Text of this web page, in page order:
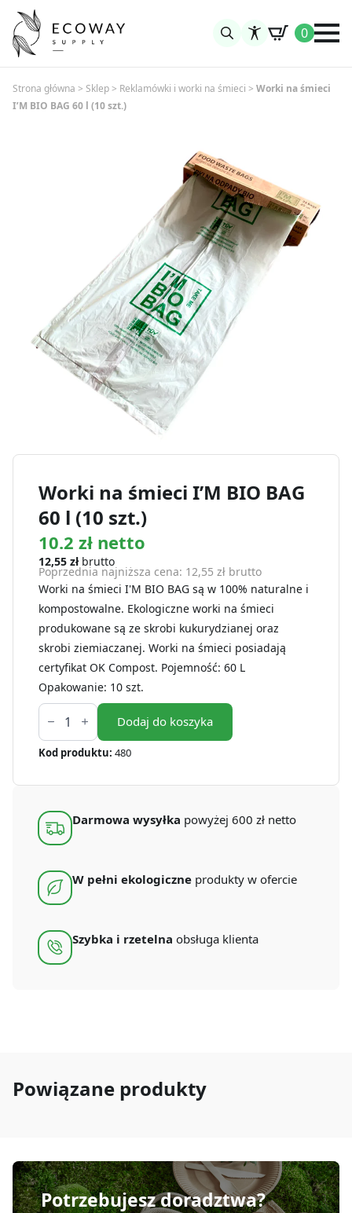
0
Strona główna > Sklep> Reklamówki i worki na śmieci > Worki na śmieci
I’M BIO BAG 60 l (10 szt.)
Worki na śmieci I’M BIO BAG
60 l (10 szt.)
10.2 zł netto
12,55 złbrutto
Poprzednia najniższa cena: 12,55 zł brutto
Worki na śmieci I'M BIO BAG są w 100% naturalne i
kompostowalne. Ekologiczne worki na śmieci
produkowane są ze skrobi kukurydzianej oraz
skrobi ziemiaczanej. Worki na śmieci posiadają
certyfikat OK Compost. Pojemność: 60 L
Opakowanie: 10 szt.
ilość
Worki
na
śmieci
I'M
BAG
(10
szt.)
Dodaj do koszyka
Kod produktu: 480
Darmowa wysyłka powyżej 600 zł netto
W pełni ekologiczne produkty w ofercie
Szybka i rzetelna obsługa klienta
Powiązane produkty
Potrzebujesz doradztwa?